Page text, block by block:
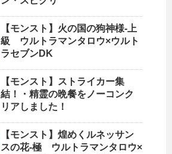
【モンスト】火の国の狗神様-上
級 ウルトラマンタロウ×ウルト
ラセブンDK
【モンスト】ストライカー集
結！・精霊の晩餐をノーコンク
リアしました！
【モンスト】煌めくルネッサン
スの花-極 ウルトラマンタロウ×